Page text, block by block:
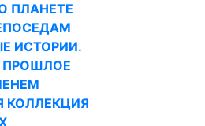
ПЛАНЕТЕ
ИСТОРИИ.
ПРОШЛОЕ
КОЛЛЕКЦИЯ